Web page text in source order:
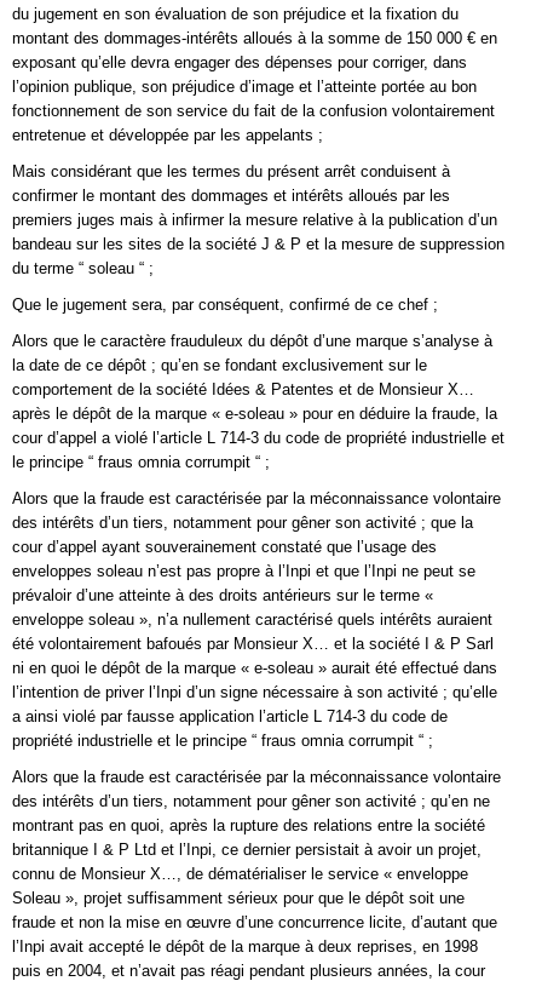
du jugement en son évaluation de son préjudice et la fixation du
montant des dommages-intérêts alloués à la somme de 150 000 € en
exposant qu’elle devra engager des dépenses pour corriger, dans
l’opinion publique, son préjudice d’image et l’atteinte portée au bon
fonctionnement de son service du fait de la confusion volontairement
entretenue et développée par les appelants ;
Mais considérant que les termes du présent arrêt conduisent à
confirmer le montant des dommages et intérêts alloués par les
premiers juges mais à infirmer la mesure relative à la publication d’un
bandeau sur les sites de la société J & P et la mesure de suppression
du terme “ soleau “ ;
Que le jugement sera, par conséquent, confirmé de ce chef ;
Alors que le caractère frauduleux du dépôt d’une marque s’analyse à
la date de ce dépôt ; qu’en se fondant exclusivement sur le
comportement de la société Idées & Patentes et de Monsieur X…
après le dépôt de la marque « e-soleau » pour en déduire la fraude, la
cour d’appel a violé l’article L 714-3 du code de propriété industrielle et
le principe “ fraus omnia corrumpit “ ;
Alors que la fraude est caractérisée par la méconnaissance volontaire
des intérêts d’un tiers, notamment pour gêner son activité ; que la
cour d’appel ayant souverainement constaté que l’usage des
enveloppes soleau n’est pas propre à l’Inpi et que l’Inpi ne peut se
prévaloir d’une atteinte à des droits antérieurs sur le terme «
enveloppe soleau », n’a nullement caractérisé quels intérêts auraient
été volontairement bafoués par Monsieur X… et la société I & P Sarl
ni en quoi le dépôt de la marque « e-soleau » aurait été effectué dans
l’intention de priver l’Inpi d’un signe nécessaire à son activité ; qu’elle
a ainsi violé par fausse application l’article L 714-3 du code de
propriété industrielle et le principe “ fraus omnia corrumpit “ ;
Alors que la fraude est caractérisée par la méconnaissance volontaire
des intérêts d’un tiers, notamment pour gêner son activité ; qu’en ne
montrant pas en quoi, après la rupture des relations entre la société
britannique I & P Ltd et l’Inpi, ce dernier persistait à avoir un projet,
connu de Monsieur X…, de dématérialiser le service « enveloppe
Soleau », projet suffisamment sérieux pour que le dépôt soit une
fraude et non la mise en œuvre d’une concurrence licite, d’autant que
l’Inpi avait accepté le dépôt de la marque à deux reprises, en 1998
puis en 2004, et n’avait pas réagi pendant plusieurs années, la cour